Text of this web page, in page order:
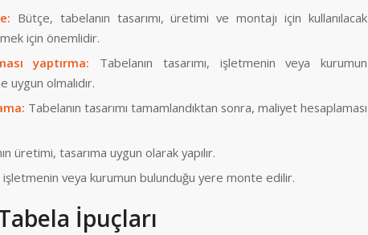
Bütçe, tabelanın tasarımı, üretimi ve montajı için kullanılacak
için önemlidir.
yaptırma: Tabelanın tasarımı, işletmenin veya kurumun
uygun olmalıdır.
Tabelanın tasarımı tamamlandıktan sonra, maliyet hesaplaması
üretimi, tasarıma uygun olarak yapılır.
işletmenin veya kurumun bulunduğu yere monte edilir.
İpuçları